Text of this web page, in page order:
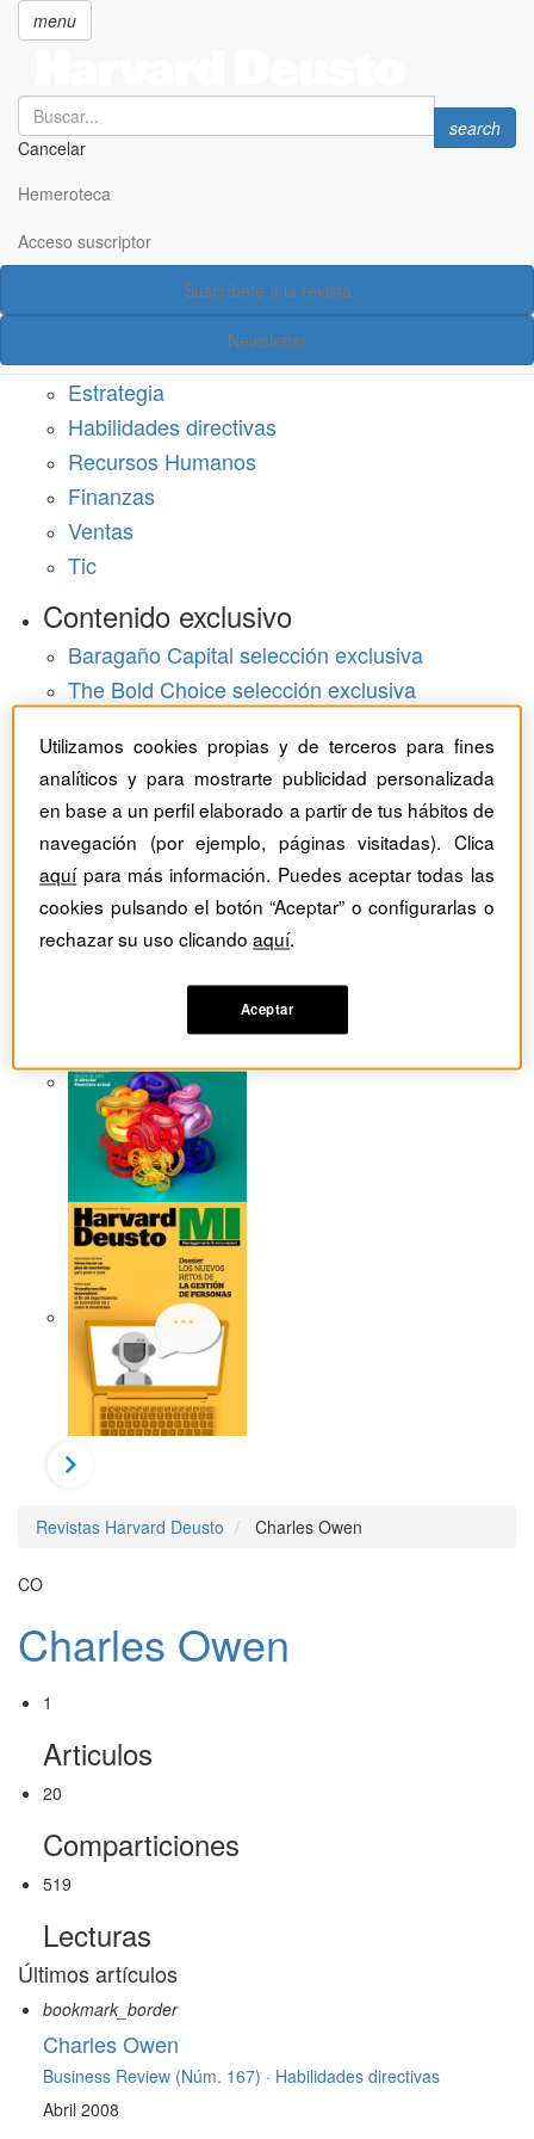
principal
menu
Search
Cancelar
Search
search
Hemeroteca
Acceso suscriptor
Suscríbete a la revista
Newsletter
Acceso suscriptor
Estrategia
Habilidades directivas
Recursos Humanos
Finanzas
Ventas
Tic
Contenido exclusivo
Baragaño Capital selección exclusiva
The Bold Choice selección exclusiva
Hemeroteca
Monográficos
Dossieres
Revistas del mes
Revistas Harvard Deusto Charles Owen
CO
Charles Owen
1
Articulos
20
Comparticiones
519
Lecturas
Últimos artículos
bookmark_border
Charles Owen
Business Review (Núm. 167) · Habilidades directivas
Abril 2008
Utilizamos cookies propias y de terceros para fines
analíticos y para mostrarte publicidad personalizada
en base a un perfil elaborado a partir de tus hábitos de
navegación (por ejemplo, páginas visitadas). Clica
aquípara más información. Puedes aceptar todas las
cookies pulsando el botón “Aceptar” o configurarlas o
rechazar su uso clicandoaquí.
Aceptar